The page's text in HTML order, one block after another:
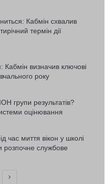
Кабмін схвалив
термін дії
Кабмін визначив ключові
року
групи результатів?
оцінювання
час миття вікон у школі
розпочне службове
Наступна